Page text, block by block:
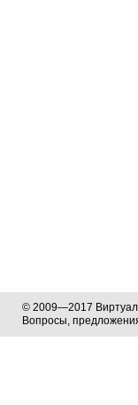
© 2009—2017
Вопросы,